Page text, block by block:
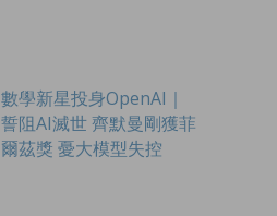
數學新星投身OpenAI｜
誓阻AI滅世 齊默曼剛獲菲
爾茲獎 憂大模型失控